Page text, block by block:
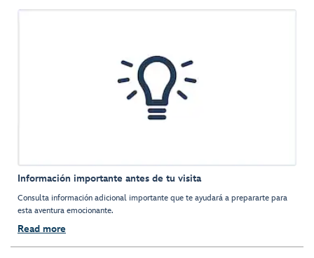
Información importante antes de tu visita
Consulta información adicional importante que te ayudará a prepararte para
esta aventura emocionante.
Read more